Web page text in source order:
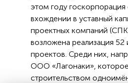
этом году госкорпорация
вхождении в уставный
проектных компаний
возложена реализация 52
проектов. Среди них,
ООО «Лагонаки»,
строительством